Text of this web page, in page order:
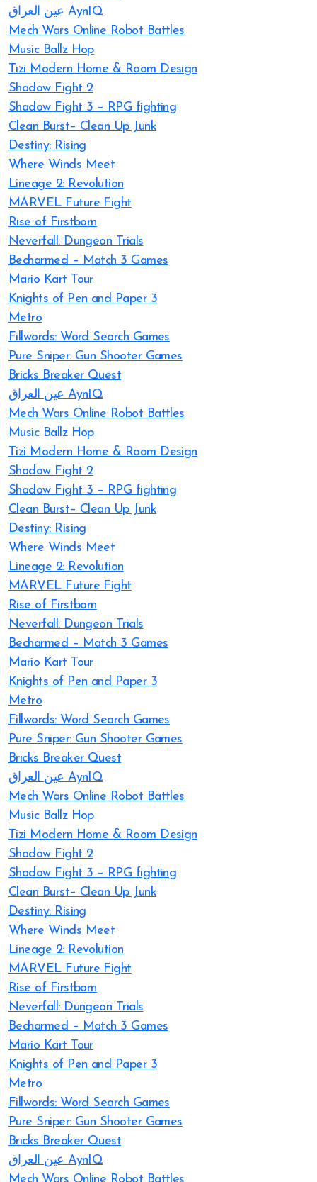
عين العراق AynIQ
Mech Wars Online Robot Battles
Music Ballz Hop
Tizi Modern Home & Room Design
Shadow Fight 2
Shadow Fight 3 – RPG fighting
Clean Burst– Clean Up Junk
Destiny: Rising
Where Winds Meet
Lineage 2: Revolution
MARVEL Future Fight
Rise of Firstborn
Neverfall: Dungeon Trials
Becharmed – Match 3 Games
Mario Kart Tour
Knights of Pen and Paper 3
Metro
Fillwords: Word Search Games
Pure Sniper: Gun Shooter Games
Bricks Breaker Quest
عين العراق AynIQ
Mech Wars Online Robot Battles
Music Ballz Hop
Tizi Modern Home & Room Design
Shadow Fight 2
Shadow Fight 3 – RPG fighting
Clean Burst– Clean Up Junk
Destiny: Rising
Where Winds Meet
Lineage 2: Revolution
MARVEL Future Fight
Rise of Firstborn
Neverfall: Dungeon Trials
Becharmed – Match 3 Games
Mario Kart Tour
Knights of Pen and Paper 3
Metro
Fillwords: Word Search Games
Pure Sniper: Gun Shooter Games
Bricks Breaker Quest
عين العراق AynIQ
Mech Wars Online Robot Battles
Music Ballz Hop
Tizi Modern Home & Room Design
Shadow Fight 2
Shadow Fight 3 – RPG fighting
Clean Burst– Clean Up Junk
Destiny: Rising
Where Winds Meet
Lineage 2: Revolution
MARVEL Future Fight
Rise of Firstborn
Neverfall: Dungeon Trials
Becharmed – Match 3 Games
Mario Kart Tour
Knights of Pen and Paper 3
Metro
Fillwords: Word Search Games
Pure Sniper: Gun Shooter Games
Bricks Breaker Quest
عين العراق AynIQ